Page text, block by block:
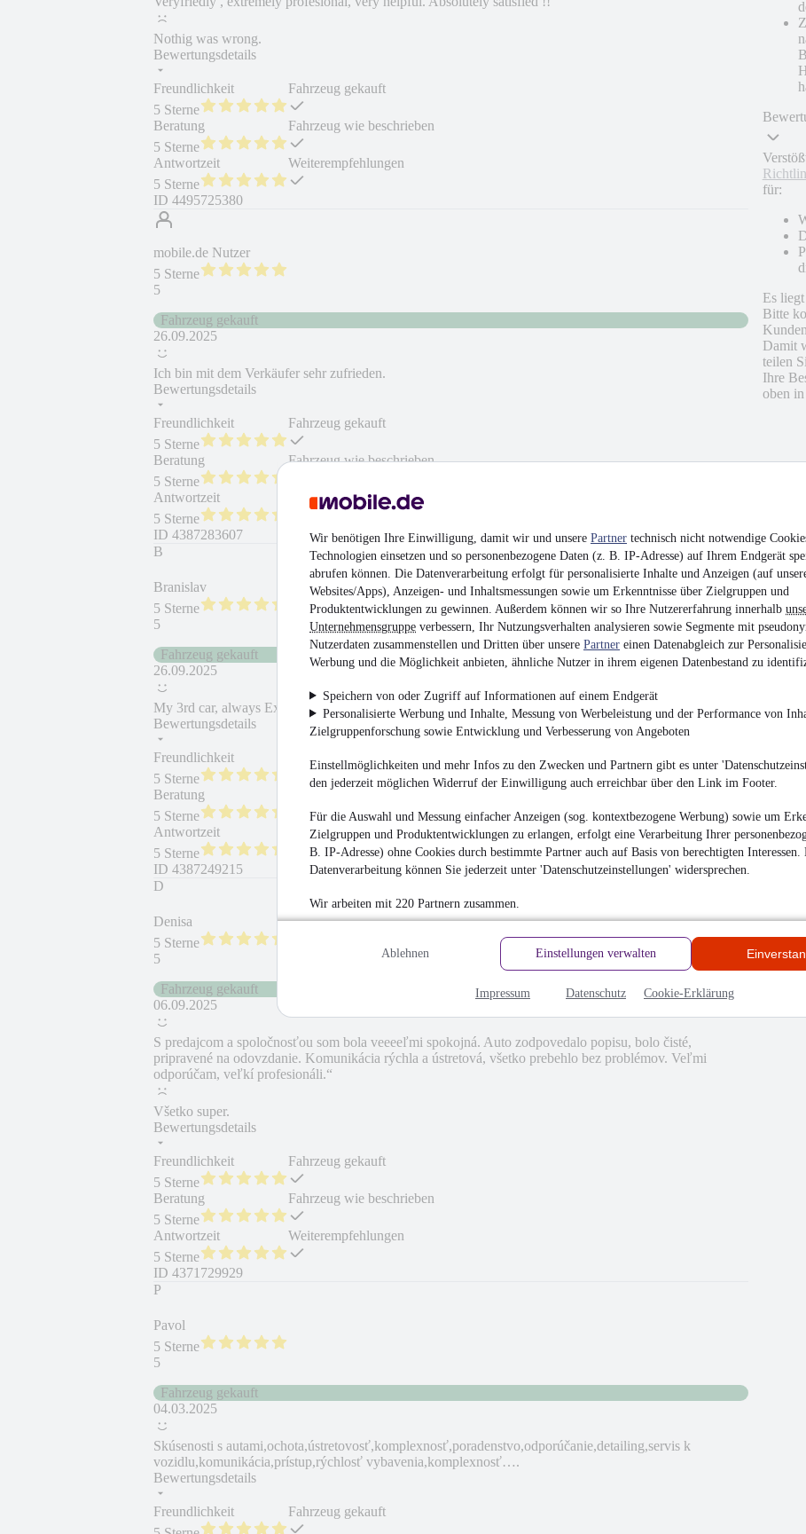
Wir benötigen Ihre Einwilligung, damit wir und unsere Partner technisch nicht notwendige
Technologien einsetzen und so personenbezogene Daten (z. B. IP-Adresse) auf Ihrem Endgerät
abrufen können. Die Datenverarbeitung erfolgt für personalisierte Inhalte und Anzeigen (auf
Websites/Apps), Anzeigen- und Inhaltsmessungen sowie um Erkenntnisse über Zielgruppen und
Produktentwicklungen zu gewinnen. Außerdem können wir so Ihre Nutzererfahrung innerhalb
Unternehmensgruppe verbessern, Ihr Nutzungsverhalten analysieren sowie Segmente mit
Nutzerdaten zusammenstellen und Dritten über unsere Partner einen Datenabgleich zur
Werbung und die Möglichkeit anbieten, ähnliche Nutzer in ihrem eigenen Datenbestand zu
Speichern von oder Zugriff auf Informationen auf einem Endgerät
Personalisierte Werbung und Inhalte, Messung von Werbeleistung und der Performance von
Zielgruppenforschung sowie Entwicklung und Verbesserung von Angeboten
Einstellmöglichkeiten und mehr Infos zu den Zwecken und Partnern gibt es unter
den jederzeit möglichen Widerruf der Einwilligung auch erreichbar über den Link im Footer.
Für die Auswahl und Messung einfacher Anzeigen (sog. kontextbezogene Werbung) sowie um
Zielgruppen und Produktentwicklungen zu erlangen, erfolgt eine Verarbeitung Ihrer
B. IP-Adresse) ohne Cookies durch bestimmte Partner auch auf Basis von berechtigten Interessen.
Datenverarbeitung können Sie jederzeit unter 'Datenschutzeinstellungen' widersprechen.
Wir arbeiten mit 220 Partnern zusammen.
Ablehnen Einstellungen verwalten
Impressum Datenschutz Cookie-Erklärung
Nothig was wrong.
Bewertungsdetails
Freundlichkeit
5 Sterne
Beratung
5 Sterne
Antwortzeit
5 Sterne
Fahrzeug gekauft
Fahrzeug wie beschrieben
Weiterempfehlungen
ID 4495725380
mobile.de Nutzer
5 Sterne
5
Fahrzeug gekauft
26.09.2025
Ich bin mit dem Verkäufer sehr zufrieden.
Bewertungsdetails
Freundlichkeit
5 Sterne
Beratung
5 Sterne
Antwortzeit
5 Sterne
Fahrzeug gekauft
Fahrzeug wie beschrieben
Weiterempfehlungen
ID 4387283607
B
Branislav
5 Sterne
5
Fahrzeug gekauft
26.09.2025
My 3rd car, always Excellent service!
Bewertungsdetails
Freundlichkeit
5 Sterne
Beratung
5 Sterne
Antwortzeit
5 Sterne
Fahrzeug gekauft
Weiterempfehlungen
ID 4387249215
D
Denisa
5 Sterne
5
Fahrzeug gekauft
06.09.2025
S predajcom a spoločnosťou som bola veeeeľmi spokojná. Auto zodpovedalo popisu, bolo čisté,
pripravené na odovzdanie. Komunikácia rýchla a ústretová, všetko prebehlo bez problémov. Veľmi
odporúčam, veľkí profesionáli.“
Všetko super.
Bewertungsdetails
Freundlichkeit
5 Sterne
Beratung
5 Sterne
Antwortzeit
5 Sterne
Fahrzeug gekauft
Fahrzeug wie beschrieben
Weiterempfehlungen
ID 4371729929
P
Pavol
5 Sterne
5
Fahrzeug gekauft
04.03.2025
Skúsenosti s autami,ochota,ústretovosť,komplexnosť,poradenstvo,odporúčanie,detailing,servis k
vozidlu,komunikácia,prístup,rýchlosť vybavenia,komplexnosť….
Bewertungsdetails
Freundlichkeit
Fahrzeug gekauft
für:
Es
Bitte
Damit
teilen
Ihre
oben